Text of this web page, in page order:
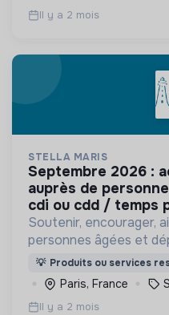
Il y a 2 mois
STELLA MARIS
septembre 2026 : accompagnant de vie
auprès de
cdi ou cdd / temps
Soutenir, encourager,
personnes âgées et
notre société que
santé,
respectée.
💡 Produits ou services
Paris, France
Il y a 2 mois